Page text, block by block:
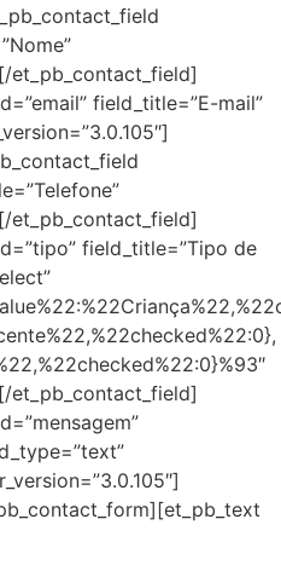
et_pb_contact_field]
field_title=”E-mail”
et_pb_contact_field]
field_title=”Tipo de
et_pb_contact_field]